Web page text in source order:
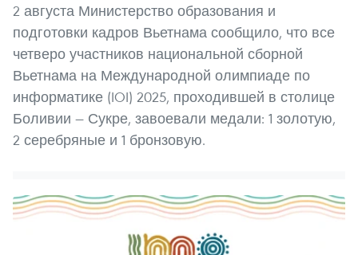
2 августа Министерство образования и
подготовки кадров Вьетнама сообщило, что все
четверо участников национальной сборной
Вьетнама на Международной олимпиаде по
информатике (IOI) 2025, проходившей в столице
Боливии — Сукре, завоевали медали: 1 золотую,
2 серебряные и 1 бронзовую.